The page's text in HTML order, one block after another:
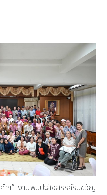
ำฯ” งานพบปะสังสรรค์รับขวัญ